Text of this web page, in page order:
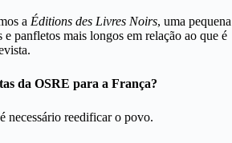
a Éditions des Livres Noirs, uma pequena
e panfletos mais longos em relação ao que é
da OSRE para a França?
necessário reedificar o povo.